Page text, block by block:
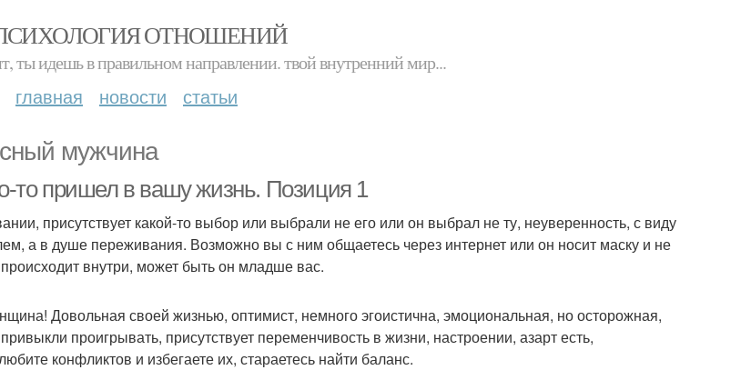
ОТНОШЕНИЙ
ты идешь в правильном направлении. твой внутренний мир...
главная новости статьи
мужчина
то пришел в вашу жизнь. Позиция 1
присутствует какой-то выбор или выбрали не его или он выбрал не ту, неуверенность, с виду
а в душе переживания. Возможно вы с ним общаетесь через интернет или он носит маску и не
внутри, может быть он младше вас.
Довольная своей жизнью, оптимист, немного эгоистична, эмоциональная, но осторожная,
проигрывать, присутствует переменчивость в жизни, настроении, азарт есть,
конфликтов и избегаете их, стараетесь найти баланс.